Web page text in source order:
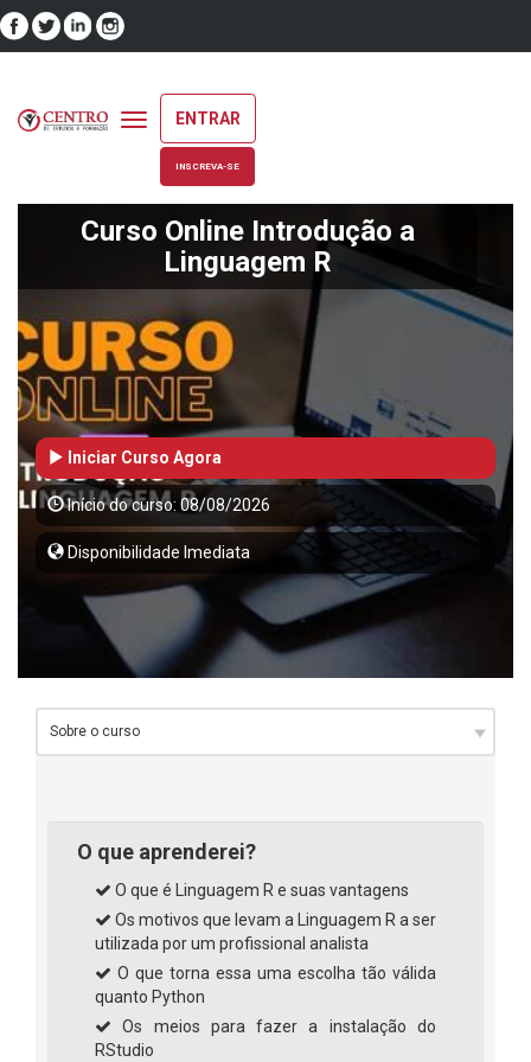
Toggle
navigation
ENTRAR
INSCREVA-SE
Curso Online Introdução a
Linguagem R
Iniciar Curso Agora
Início do curso: 08/08/2026
Disponibilidade Imediata
O que aprenderei?
O que é Linguagem R e suas vantagens
Os motivos que levam a Linguagem R a ser
utilizada por um profissional analista
O que torna essa uma escolha tão válida
quanto Python
Os meios para fazer a instalação do
RStudio